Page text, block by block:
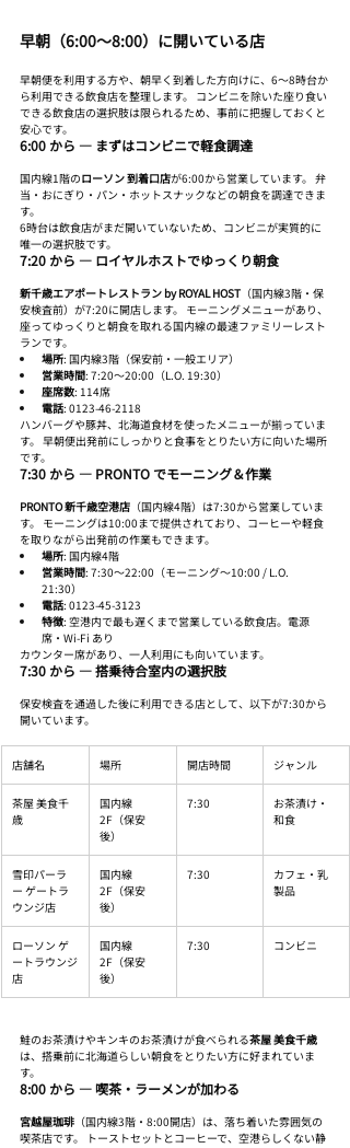
早朝（6:00〜8:00）に開いている店
早朝便を利用する方や、朝早く到着した方向けに、6〜8時台か
ら利用できる飲食店を整理します。 コンビニを除いた座り食い
できる飲食店の選択肢は限られるため、事前に把握しておくと
安心です。
6:00 から ― まずはコンビニで軽食調達
国内線1階のローソン 到着口店が6:00から営業しています。 弁
当・おにぎり・パン・ホットスナックなどの朝食を調達できま
す。
6時台は飲食店がまだ開いていないため、コンビニが実質的に
唯一の選択肢です。
7:20 から ― ロイヤルホストでゆっくり朝食
新千歳エアポートレストラン by ROYAL HOST （国内線3階・保
安検査前）が7:20に開店します。 モーニングメニューがあり、
座ってゆっくりと朝食を取れる国内線の最速ファミリーレスト
ランです。
場所: 国内線3階（保安前・一般エリア）
営業時間: 7:20〜20:00（L.O. 19:30）
座席数: 114席
電話: 0123-46-2118
ハンバーグや豚丼、北海道食材を使ったメニューが揃っていま
す。 早朝便出発前にしっかりと食事をとりたい方に向いた場所
です。
7:30 から ― PRONTO でモーニング＆作業
PRONTO 新千歳空港店 （国内線4階）は7:30から営業していま
す。 モーニングは10:00まで提供されており、コーヒーや軽食
を取りながら出発前の作業もできます。
場所: 国内線4階
営業時間: 7:30〜22:00（モーニング〜10:00 / L.O.
21:30）
電話: 0123-45-3123
特徴: 空港内で最も遅くまで営業している飲食店。電源
席・Wi-Fi あり
カウンター席があり、一人利用にも向いています。
7:30 から ― 搭乗待合室内の選択肢
保安検査を通過した後に利用できる店として、以下が7:30から
開いています。
店舗名 場所 開店時間 ジャンル
茶屋 美食千
歳
国内線
2F（保安
後）
7:30
お茶漬け・
和食
雪印パーラ
ー ゲートラ
ウンジ店
国内線
2F（保安
後）
7:30
カフェ・乳
製品
ローソン ゲ
ートラウンジ
店
国内線
2F（保安
後）
7:30 コンビニ
鮭のお茶漬けやキンキのお茶漬けが食べられる茶屋 美食千歳
は、搭乗前に北海道らしい朝食をとりたい方に好まれていま
す。
8:00 から ― 喫茶・ラーメンが加わる
宮越屋珈琲 （国内線3階・8:00開店）は、落ち着いた雰囲気の
喫茶店です。 トーストセットとコーヒーで、空港らしくない静